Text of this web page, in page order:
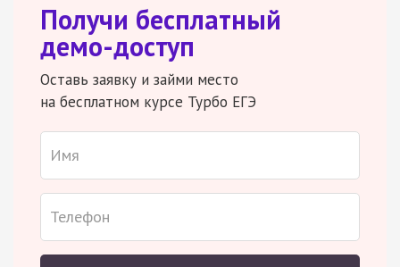
Получи бесплатный
демо-доступ
Оставь заявку и займи место
на бесплатном курсе Турбо ЕГЭ